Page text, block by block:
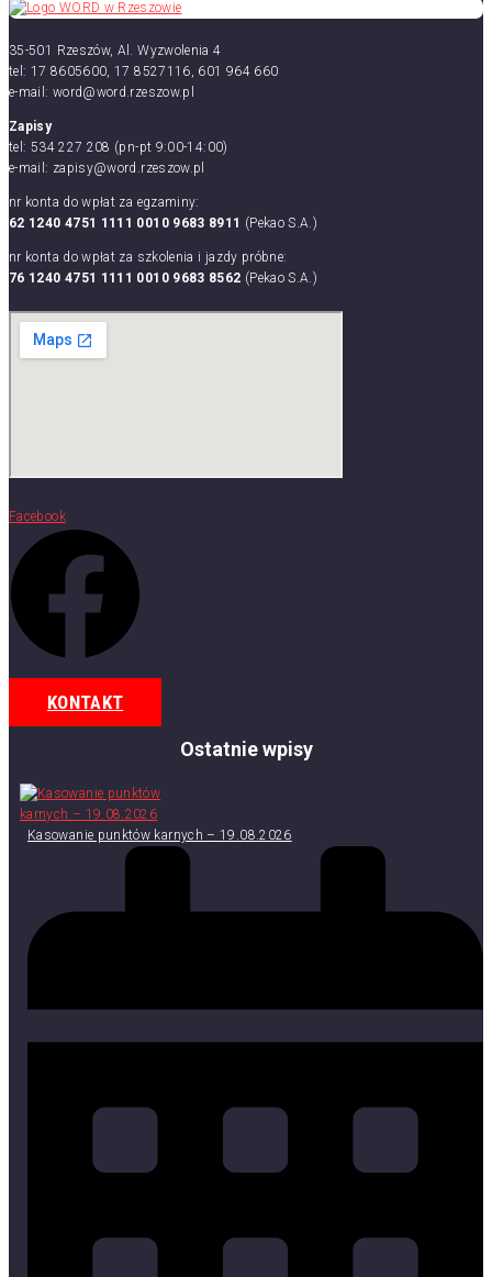
35-501 Rzeszów, Al. Wyzwolenia 4
tel: 17 8605600, 17 8527116, 601 964 660
e-mail: word@word.rzeszow.pl
Zapisy
tel: 534 227 208 (pn-pt 9:00-14:00)
e-mail: zapisy@word.rzeszow.pl
nr konta do wpłat za egzaminy:
62 1240 4751 1111 0010 9683 8911 (Pekao S.A.)
nr konta do wpłat za szkolenia i jazdy próbne:
76 1240 4751 1111 0010 9683 8562 (Pekao S.A.)
Facebook
KONTAKT
Ostatnie wpisy
Kasowanie punktów karnych – 19.08.2026